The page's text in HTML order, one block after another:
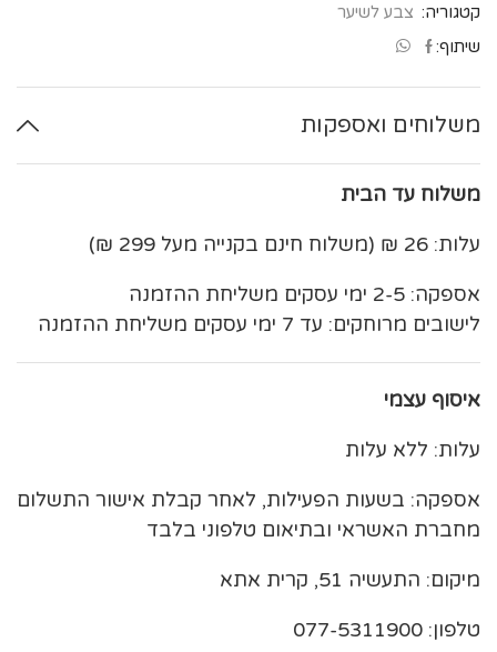
קטגוריה: צבע לשיער
שיתוף:
משלוחים ואספקות
משלוח עד הבית
עלות: 26 ₪ (משלוח חינם בקנייה מעל 299 ₪)
אספקה: 2-5 ימי עסקים משליחת ההזמנה
לישובים מרוחקים: עד 7 ימי עסקים משליחת ההזמנה
איסוף עצמי
עלות: ללא עלות
אספקה: בשעות הפעילות, לאחר קבלת אישור התשלום
מחברת האשראי ובתיאום טלפוני בלבד
מיקום: התעשיה 51, קרית אתא
טלפון: 077-5311900